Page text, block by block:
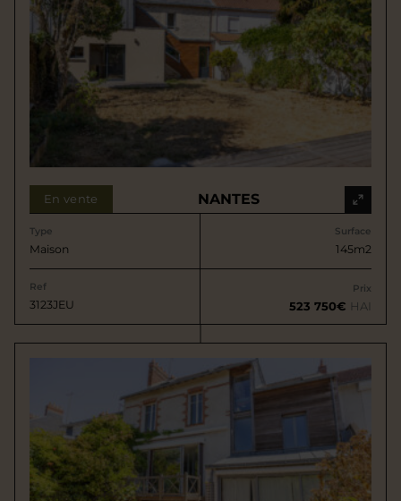
En vente NANTES
Type
Maison
Surface
145m2
Ref
3123JEU
Prix
523 750€ HAI